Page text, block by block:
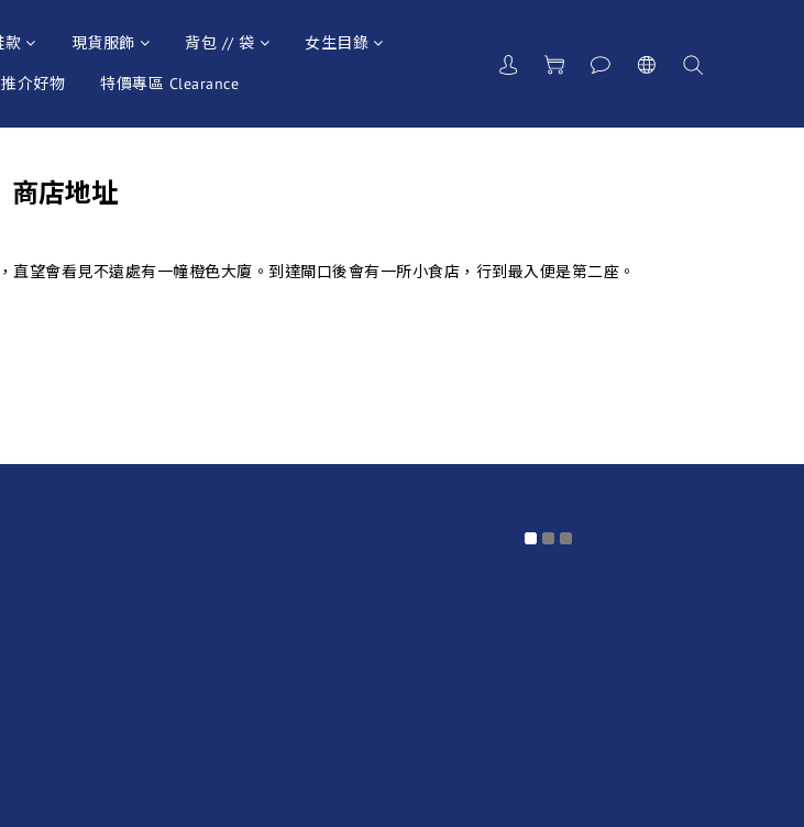
款 現貨服飾 背包 // 袋 女生目錄
推介好物 特價專區 Clearance
商店地址
望會看見不遠處有一幢橙色大廈。到達閘口後會有一所小食店，行到最入便是第二座。